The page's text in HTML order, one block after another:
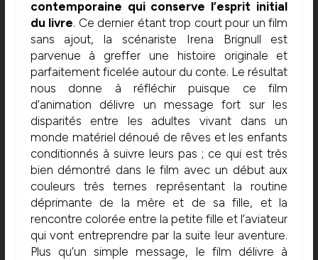
contemporaine qui conserve l’esprit initial
du livre. Ce dernier étant trop court pour un film
sans ajout, la scénariste Irena Brignull est
parvenue à greffer une histoire originale et
parfaitement ficelée autour du conte. Le résultat
nous donne à réfléchir puisque ce film
d’animation délivre un message fort sur les
disparités entre les adultes vivant dans un
monde matériel dénoué de rêves et les enfants
conditionnés à suivre leurs pas ; ce qui est très
bien démontré dans le film avec un début aux
couleurs très ternes représentant la routine
déprimante de la mère et de sa fille, et la
rencontre colorée entre la petite fille et l’aviateur
qui vont entreprendre par la suite leur aventure.
Plus qu’un simple message, le film délivre à